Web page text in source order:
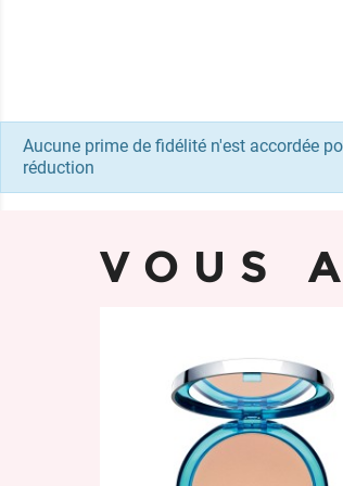
Aucune prime de fidélité n'est accordée
réduction
VOUS